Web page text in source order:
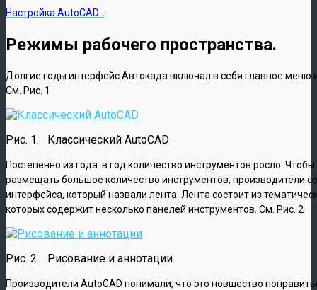
Настройка AutoCAD…
Режимы рабочего пространства.
Долгие годы интерфейс Автокада включал в себя главное меню
См. Рис. 1
Рис. 1. Классический AutoCAD
Постепенно из года в год количество инструментов росло.
размещать большое количество инструментов, производители
интерфейса, который назвали лента. Лента состоит из
которых содержит несколько панелей инструментов. См. Рис. 2
Рис. 2. Рисование и аннотации
Производители AutoCAD понимали, что это новшество